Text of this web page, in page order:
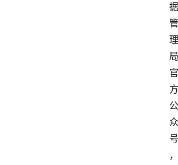
据
管
理
局
官
方
公
众
号
，